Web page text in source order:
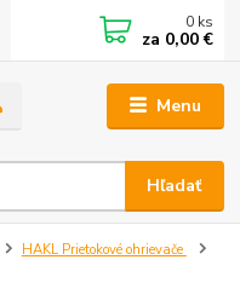
Menu
Hľadať
0 ks
za 0,00 €
HAKL Prietokové ohrievače